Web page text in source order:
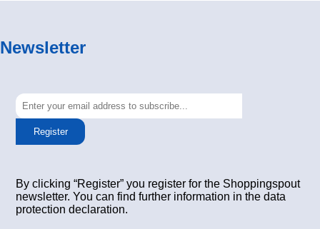
Newsletter
Register
By clicking “Register” you register for the Shoppingspout
newsletter. You can find further information in the data
protection declaration.